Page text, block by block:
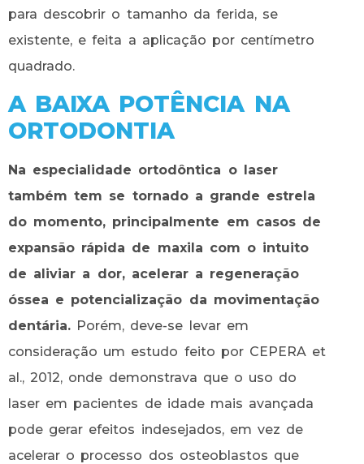
para descobrir o tamanho da ferida, se
existente, e feita a aplicação por centímetro
quadrado.
A BAIXA POTÊNCIA NA
ORTODONTIA
Na especialidade ortodôntica o laser
também tem se tornado a grande estrela
do momento, principalmente em casos de
expansão rápida de maxila com o intuito
de aliviar a dor, acelerar a regeneração
óssea e potencialização da movimentação
dentária. Porém, deve-se levar em
consideração um estudo feito por CEPERA et
al., 2012, onde demonstrava que o uso do
laser em pacientes de idade mais avançada
pode gerar efeitos indesejados, em vez de
acelerar o processo dos osteoblastos que